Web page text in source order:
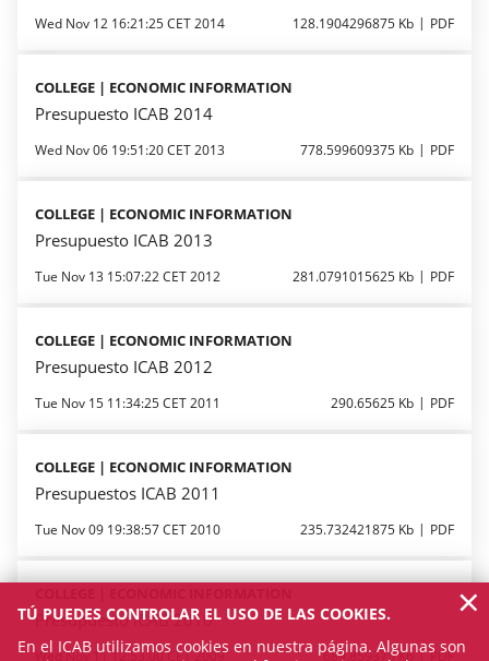
Wed Nov 12 16:21:25 CET 2014 128.1904296875 Kb PDF
COLLEGE | ECONOMIC INFORMATION
Presupuesto ICAB 2014
Wed Nov 06 19:51:20 CET 2013 778.599609375 Kb PDF
COLLEGE | ECONOMIC INFORMATION
Presupuesto ICAB 2013
Tue Nov 13 15:07:22 CET 2012 281.0791015625 Kb PDF
COLLEGE | ECONOMIC INFORMATION
Presupuesto ICAB 2012
Tue Nov 15 11:34:25 CET 2011 290.65625 Kb PDF
COLLEGE | ECONOMIC INFORMATION
Presupuestos ICAB 2011
Tue Nov 09 19:38:57 CET 2010 235.732421875 Kb PDF
Presupuesto ICAB 2010
Wed Nov 11 12:53:00 CET 2009 689.859375 Kb PDF
TÚ PUEDES CONTROLAR EL USO DE LAS COOKIES.
En el ICAB utilizamos cookies en nuestra página. Algunas son
×